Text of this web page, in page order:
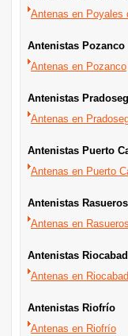
Antenas en Poyales
Antenistas Pozanco
Antenas en Pozanco
Antenistas
Antenas en
Antenistas Puerto
Antenas en Puerto
Antenistas Rasueros
Antenas en
Antenistas
Antenas en
Antenistas Riofrío
Antenas en Riofrío